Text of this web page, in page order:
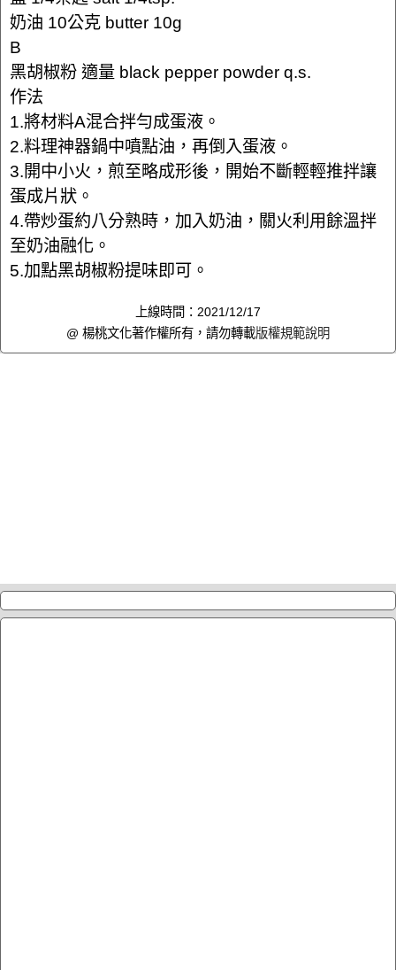
奶油 10公克 butter 10g
B
黑胡椒粉 適量 black pepper powder q.s.
作法
1.將材料A混合拌勻成蛋液。
2.料理神器鍋中噴點油，再倒入蛋液。
3.開中小火，煎至略成形後，開始不斷輕輕推拌讓
蛋成片狀。
4.帶炒蛋約八分熟時，加入奶油，關火利用餘溫拌
至奶油融化。
5.加點黑胡椒粉提味即可。
上線時間：2021/12/17
@ 楊桃文化著作權所有，請勿轉載版權規範說明